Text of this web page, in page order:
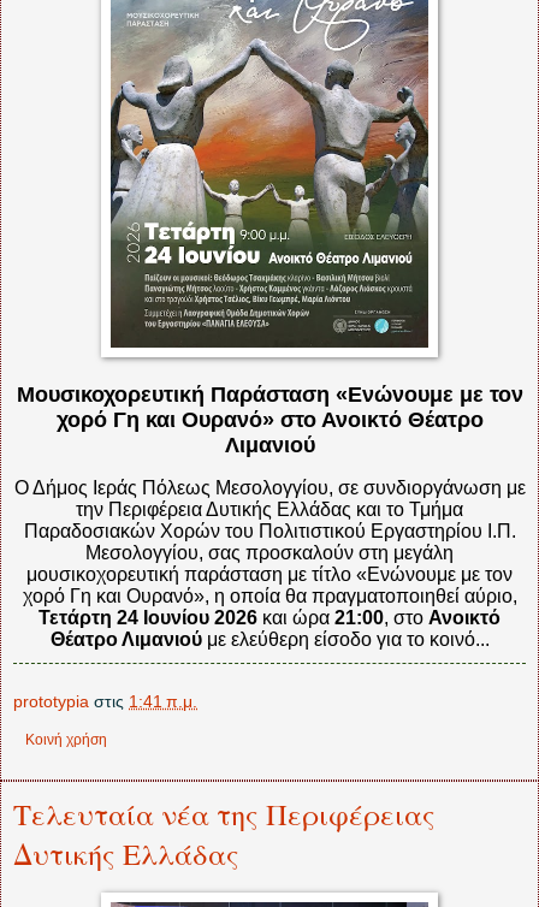
Μουσικοχορευτική Παράσταση «Ενώνουμε με τον
χορό Γη και Ουρανό» στο Ανοικτό Θέατρο
Λιμανιού
Ο Δήμος Ιεράς Πόλεως Μεσολογγίου, σε συνδιοργάνωση με
την Περιφέρεια Δυτικής Ελλάδας και το Τμήμα
Παραδοσιακών Χορών του Πολιτιστικού Εργαστηρίου Ι.Π.
Μεσολογγίου, σας προσκαλούν στη μεγάλη
μουσικοχορευτική παράσταση με τίτλο «Ενώνουμε με τον
χορό Γη και Ουρανό», η οποία θα πραγματοποιηθεί αύριο,
Τετάρτη 24 Ιουνίου 2026 και ώρα 21:00, στο Ανοικτό
Θέατρο Λιμανιούμε ελεύθερη είσοδο για το κοινό...
prototypia στις 1:41 π.μ.
Κοινή χρήση
Τελευταία νέα της Περιφέρειας
Δυτικής Ελλάδας